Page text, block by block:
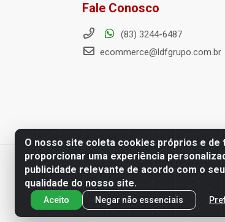
O nosso site coleta cookies próprios e de
proporcionar uma experiência
publicidade relevante de acordo com o
qualidade do nosso site.
Aceito Negar não essenciais
Fale Conosco
(83) 3244-6487
ecommerce@ldfgrupo.com.br
Distribuidora LDF -